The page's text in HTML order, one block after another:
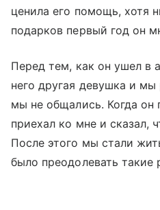
ценила его помощь, хотя
подарков первый год он
Перед тем, как он ушел в
него другая девушка и
мы не общались. Когда он
приехал ко мне и сказал,
После этого мы стали
было преодолевать такие